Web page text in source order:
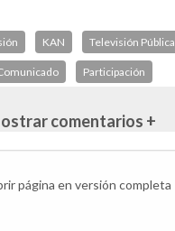
KAN Televisión Pública
Participación
comentarios +
página en versión completa